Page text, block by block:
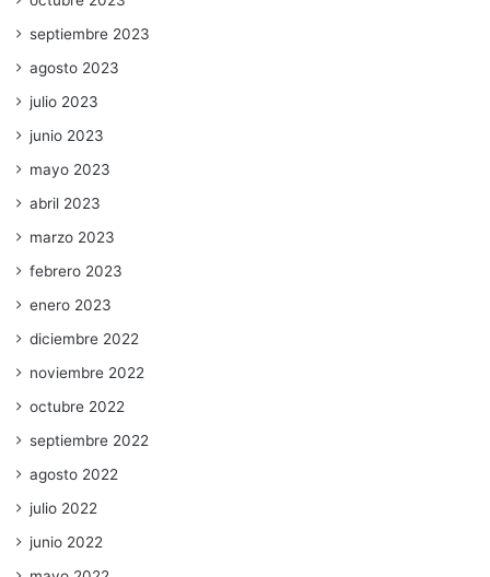
septiembre 2023
agosto 2023
julio 2023
junio 2023
mayo 2023
abril 2023
marzo 2023
febrero 2023
enero 2023
diciembre 2022
noviembre 2022
octubre 2022
septiembre 2022
agosto 2022
julio 2022
junio 2022